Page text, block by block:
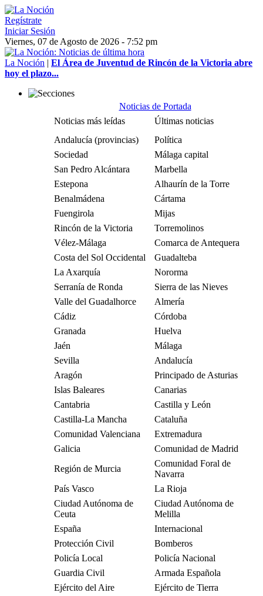
Regístrate
Iniciar Sesión
Viernes, 07 de Agosto de 2026 - 7:52 pm
La Noción | El Área de Juventud de Rincón de la Victoria abre
hoy el plazo...
Noticias de Portada
Noticias más leídas
Últimas noticias
Andalucía (provincias)
Política
Sociedad
Málaga capital
San Pedro Alcántara
Marbella
Estepona
Alhaurín de la Torre
Benalmádena
Cártama
Fuengirola
Mijas
Rincón de la Victoria
Torremolinos
Vélez-Málaga
Comarca de Antequera
Costa del Sol Occidental
Guadalteba
La Axarquía
Nororma
Serranía de Ronda
Sierra de las Nieves
Valle del Guadalhorce
Almería
Cádiz
Córdoba
Granada
Huelva
Jaén
Málaga
Sevilla
Andalucía
Aragón
Principado de Asturias
Islas Baleares
Canarias
Cantabria
Castilla y León
Castilla-La Mancha
Cataluña
Comunidad Valenciana
Extremadura
Galicia
Comunidad de Madrid
Región de Murcia
Comunidad Foral de
Navarra
País Vasco
La Rioja
Ciudad Autónoma de
Ceuta
Ciudad Autónoma de
Melilla
España
Internacional
Protección Civil
Bomberos
Policía Local
Policía Nacional
Guardia Civil
Armada Española
Ejército del Aire
Ejército de Tierra